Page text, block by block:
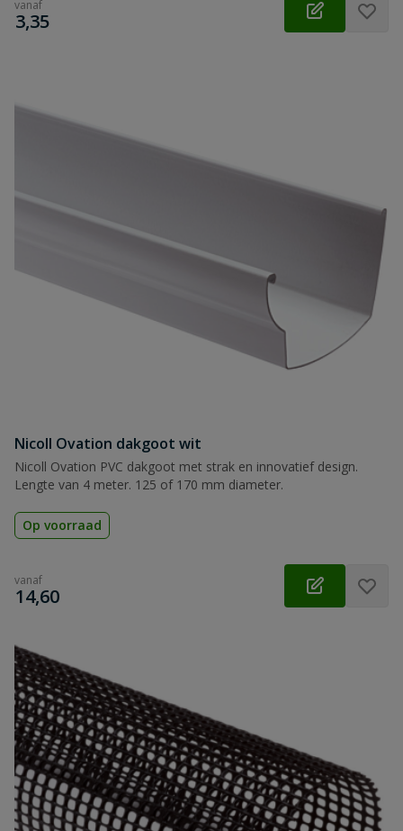
vanaf
€
3,35
Nicoll Ovation dakgoot wit
Nicoll Ovation PVC dakgoot met strak en innovatief design.
Lengte van 4 meter. 125 of 170 mm diameter.
Op voorraad
vanaf
€
14,60